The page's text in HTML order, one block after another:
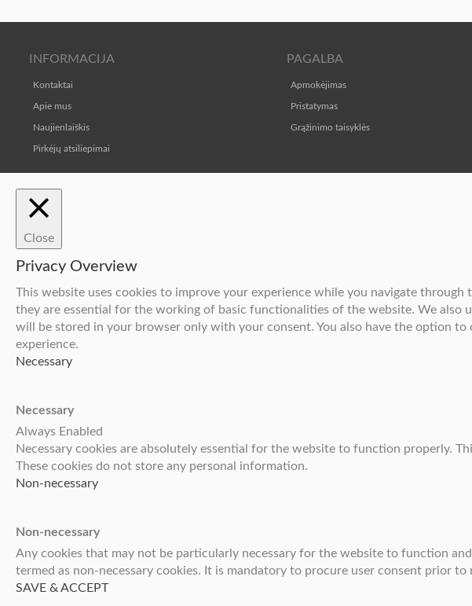
INFORMACIJA
Kontaktai
Apie mus
Naujienlaiškis
Pirkėjų atsiliepimai
PAGALBA
Apmokėjimas
Pristatymas
Grąžinimo taisyklės
Close
Privacy Overview
This website uses cookies to improve your experience while you navigate
they are essential for the working of basic functionalities of the website. We also
will be stored in your browser only with your consent. You also have the option
experience.
Necessary
Necessary
Always Enabled
Necessary cookies are absolutely essential for the website to function properly.
These cookies do not store any personal information.
Non-necessary
Non-necessary
Any cookies that may not be particularly necessary for the website to function
termed as non-necessary cookies. It is mandatory to procure user consent prior
SAVE & ACCEPT